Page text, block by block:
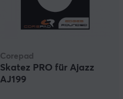
Corepad
Skatez PRO für Ajazz
AJ199